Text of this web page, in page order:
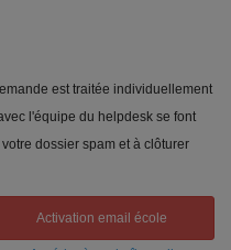
est traitée individuellement
l'équipe du helpdesk se font
dossier spam et à clôturer
Activation email école